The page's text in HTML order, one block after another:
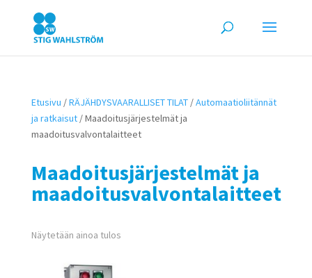
Etusivu /RÄJÄHDYSVAARALLISET TILAT/Automaatioliitännät
ja ratkaisut/ Maadoitusjärjestelmät ja
maadoitusvalvontalaitteet
Maadoitusjärjestelmät ja
maadoitusvalvontalaitteet
Näytetään ainoa tulos